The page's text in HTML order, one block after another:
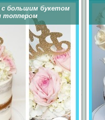
большим букетом
топпером